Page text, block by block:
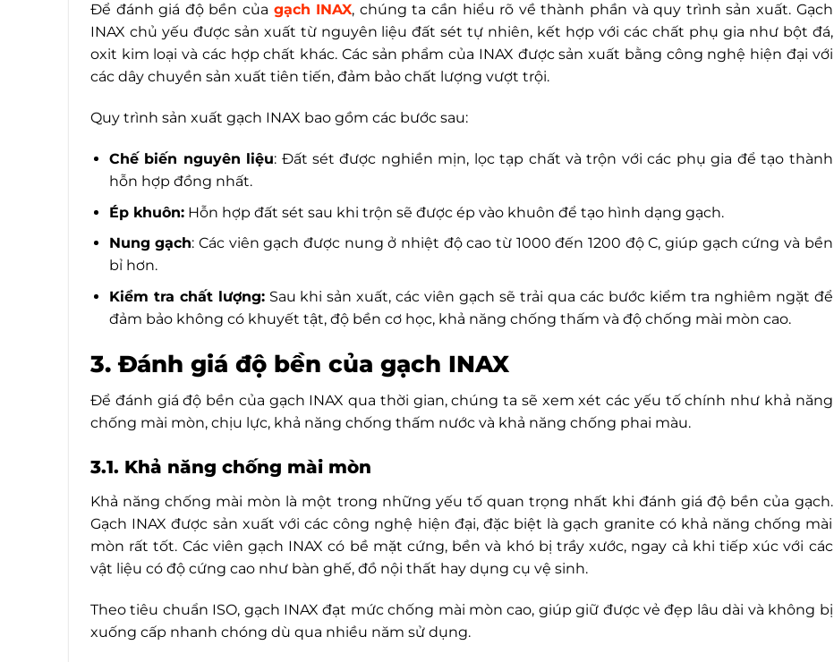
Để đánh giá độ bền của gạch INAX, chúng ta cần hiểu rõ về thành phần và quy trình sản xuất. Gạch
INAX chủ yếu được sản xuất từ nguyên liệu đất sét tự nhiên, kết hợp với các chất phụ gia như bột đá,
oxit kim loại và các hợp chất khác. Các sản phẩm của INAX được sản xuất bằng công nghệ hiện đại với
các dây chuyền sản xuất tiên tiến, đảm bảo chất lượng vượt trội.
Quy trình sản xuất gạch INAX bao gồm các bước sau:
Chế biến nguyên liệu: Đất sét được nghiền mịn, lọc tạp chất và trộn với các phụ gia để tạo thành
hỗn hợp đồng nhất.
Ép khuôn:Hỗn hợp đất sét sau khi trộn sẽ được ép vào khuôn để tạo hình dạng gạch.
Nung gạch: Các viên gạch được nung ở nhiệt độ cao từ 1000 đến 1200 độ C, giúp gạch cứng và bền
bỉ hơn.
Kiểm tra chất lượng:Sau khi sản xuất, các viên gạch sẽ trải qua các bước kiểm tra nghiêm ngặt để
đảm bảo không có khuyết tật, độ bền cơ học, khả năng chống thấm và độ chống mài mòn cao.
3. Đánh giá độ bền của gạch INAX
Để đánh giá độ bền của gạch INAX qua thời gian, chúng ta sẽ xem xét các yếu tố chính như khả năng
chống mài mòn, chịu lực, khả năng chống thấm nước và khả năng chống phai màu.
3.1. Khả năng chống mài mòn
Khả năng chống mài mòn là một trong những yếu tố quan trọng nhất khi đánh giá độ bền của gạch.
Gạch INAX được sản xuất với các công nghệ hiện đại, đặc biệt là gạch granite có khả năng chống mài
mòn rất tốt. Các viên gạch INAX có bề mặt cứng, bền và khó bị trầy xước, ngay cả khi tiếp xúc với các
vật liệu có độ cứng cao như bàn ghế, đồ nội thất hay dụng cụ vệ sinh.
Theo tiêu chuẩn ISO, gạch INAX đạt mức chống mài mòn cao, giúp giữ được vẻ đẹp lâu dài và không bị
xuống cấp nhanh chóng dù qua nhiều năm sử dụng.